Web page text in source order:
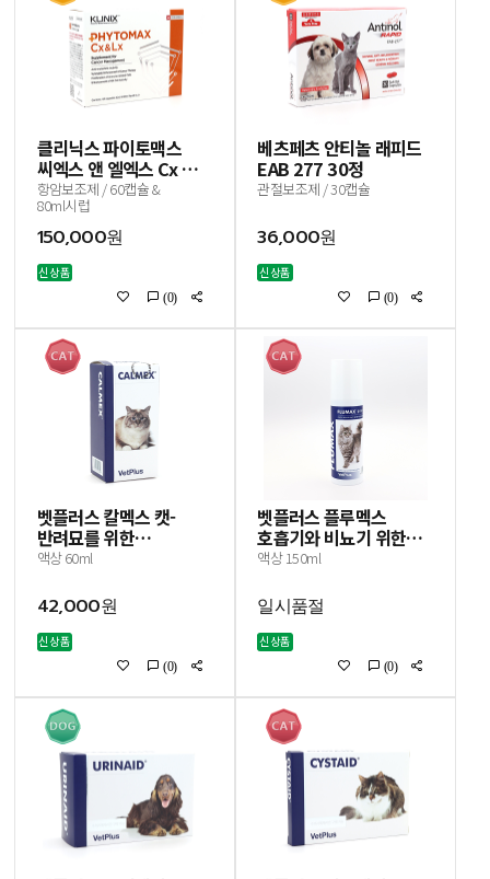
클리닉스 파이토맥스
씨엑스 앤 엘엑스 Cx &
Lx
항암보조제 / 60캡슐 &
80ml시럽
150,000원
신상품
(0)
베츠페츠 안티놀 래피드
EAB 277 30정
관절보조제 / 30캡슐
36,000원
신상품
(0)
벳플러스 칼멕스 캣-
반려묘를 위한
안정보조제
액상 60ml
42,000원
신상품
(0)
벳플러스 플루멕스
호흡기와 비뇨기 위한
종합영양제(유통기한
액상 150ml
일시품절
신상품
(0)